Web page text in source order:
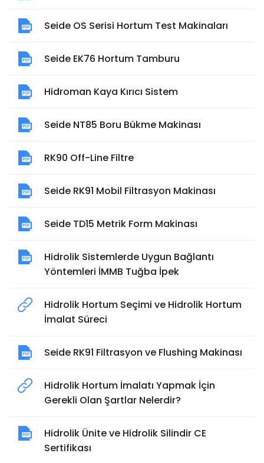
Seide OS Serisi Hortum Test Makinaları
Seide EK76 Hortum Tamburu
Hidroman Kaya Kırıcı Sistem
Seide NT85 Boru Bükme Makinası
RK90 Off-Line Filtre
Seide RK91 Mobil Filtrasyon Makinası
Seide TD15 Metrik Form Makinası
Hidrolik Sistemlerde Uygun Bağlantı
Yöntemleri İMMB Tuğba İpek
Hidrolik Hortum Seçimi ve Hidrolik Hortum
İmalat Süreci
Seide RK91 Filtrasyon ve Flushing Makinası
Hidrolik Hortum İmalatı Yapmak İçin
Gerekli Olan Şartlar Nelerdir?
Hidrolik Ünite ve Hidrolik Silindir CE
Sertifikası